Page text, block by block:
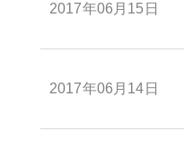
2017年06月15日
2017年06月14日